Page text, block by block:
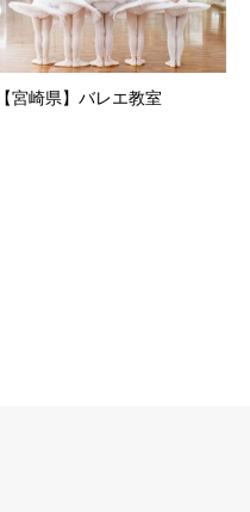
【宮崎県】バレエ教室